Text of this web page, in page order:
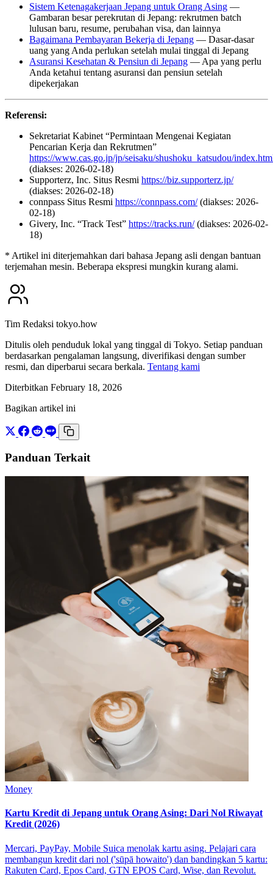
Sistem Ketenagakerjaan Jepang untuk Orang Asing —
Gambaran besar perekrutan di Jepang: rekrutmen batch
lulusan baru, resume, perubahan visa, dan lainnya
Bagaimana Pembayaran Bekerja di Jepang — Dasar-dasar
uang yang Anda perlukan setelah mulai tinggal di Jepang
Asuransi Kesehatan & Pensiun di Jepang — Apa yang perlu
Anda ketahui tentang asuransi dan pensiun setelah
dipekerjakan
Referensi:
Sekretariat Kabinet “Permintaan Mengenai Kegiatan
Pencarian Kerja dan Rekrutmen”
https://www.cas.go.jp/jp/seisaku/shushoku_katsudou/
(diakses: 2026-02-18)
Supporterz, Inc. Situs Resmi https://biz.supporterz.jp/
(diakses: 2026-02-18)
connpass Situs Resmi https://connpass.com/(diakses: 2026-
02-18)
Givery, Inc. “Track Test” https://tracks.run/(diakses: 2026-02-
18)
* Artikel ini diterjemahkan dari bahasa Jepang asli dengan bantuan
terjemahan mesin. Beberapa ekspresi mungkin kurang alami.
Tim Redaksi tokyo.how
Ditulis oleh penduduk lokal yang tinggal di Tokyo. Setiap panduan
berdasarkan pengalaman langsung, diverifikasi dengan sumber
resmi, dan diperbarui secara berkala. Tentang kami
Diterbitkan February 18, 2026
Bagikan artikel ini
Panduan Terkait
Money
Kartu Kredit di Jepang untuk Orang Asing: Dari Nol Riwayat
Kredit (2026)
Mercari, PayPay, Mobile Suica menolak kartu asing. Pelajari cara
membangun kredit dari nol ('sūpā howaito') dan bandingkan 5 kartu:
Rakuten Card, Epos Card, GTN EPOS Card, Wise, dan Revolut.